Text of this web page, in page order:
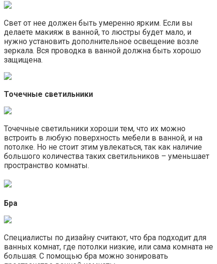
Свет от нее должен быть умеренно ярким. Если вы
делаете макияж в ванной, то люстры будет мало, и
нужно установить дополнительное освещение возле
зеркала. Вся проводка в ванной должна быть хорошо
защищена.
Точечные светильники
Точечные светильники хороши тем, что их можно
встроить в любую поверхность мебели в ванной, и на
потолке. Но не стоит этим увлекаться, так как наличие
большого количества таких светильников – уменьшает
пространство комнаты.
Бра
Специалисты по дизайну считают, что бра подходит для
ванных комнат, где потолки низкие, или сама комната не
большая. С помощью бра можно зонировать